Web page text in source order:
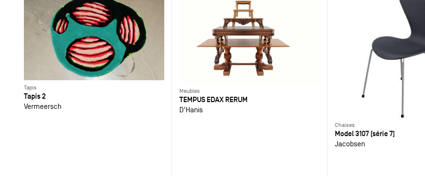
Tapis
Tapis 2
Vermeersch
Meubles
TEMPUS EDAX RERUM
D'Hanis
Chaises
Model 3107 (série 7)
Jacobsen